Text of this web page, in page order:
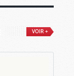
VOIR +